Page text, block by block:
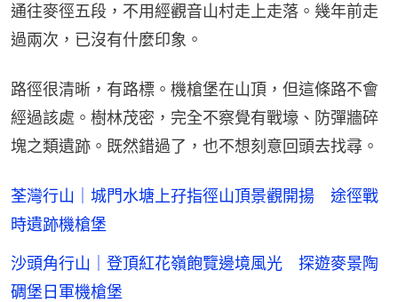
通往麥徑五段，不用經觀音山村走上走落。幾年前走
過兩次，已沒有什麼印象。
路徑很清晰，有路標。機槍堡在山頂，但這條路不會
經過該處。樹林茂密，完全不察覺有戰壕、防彈牆碎
塊之類遺跡。既然錯過了，也不想刻意回頭去找尋。
荃灣行山｜城門水塘上孖指徑山頂景觀開揚 途徑戰
時遺跡機槍堡
沙頭角行山｜登頂紅花嶺飽覽邊境風光 探遊麥景陶
碉堡日軍機槍堡